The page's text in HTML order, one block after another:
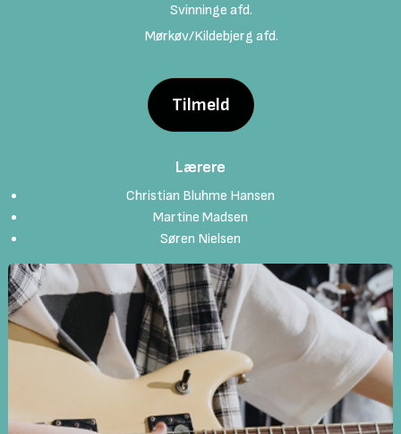
Svinninge afd.
Mørkøv/Kildebjerg afd.
Tilmeld
Lærere
Christian Bluhme Hansen
Martine Madsen
Søren Nielsen